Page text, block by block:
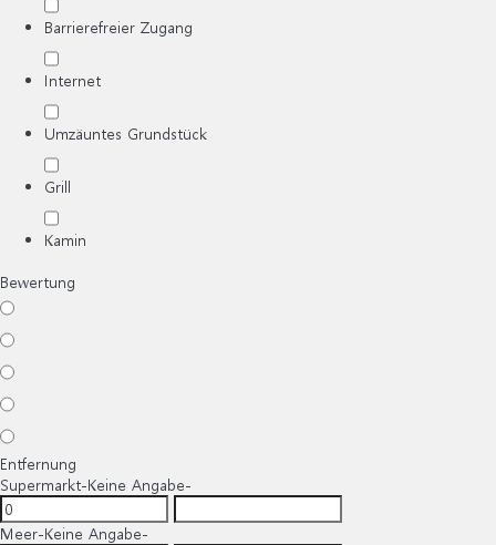
Barrierefreier Zugang
Internet
Umzäuntes Grundstück
Grill
Kamin
Bewertung
Entfernung
Supermarkt-Keine Angabe-
Meer-Keine Angabe-